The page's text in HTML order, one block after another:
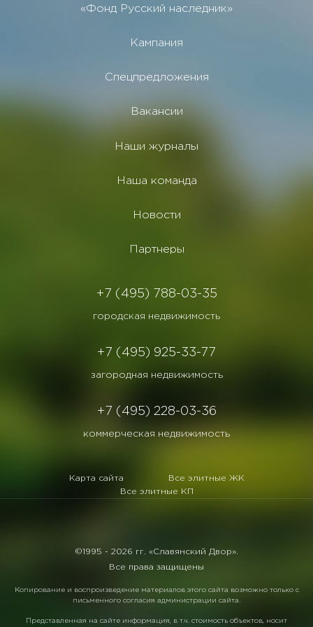
«Фонд Русский наследник»
Кампания
Спецпредложения
Вакансии
Наши журналы
Наша команда
Новости
Партнеры
+7 (495) 788-03-35
городская недвижимость
+7 (495) 925-33-77
загородная недвижимость
+7 (495) 228-03-36
коммерческая недвижимость
Карта сайта
Все элитные ЖК
Все элитные КП
©1995 - 2026 гг. «Славянский Двор».
Все права защищены
Копирование и воспроизведение материалов этого сайта возможно только с
письменного согласия администрации сайта.
Представленная на сайте информация, в т.ч. стоимость объектов, носит